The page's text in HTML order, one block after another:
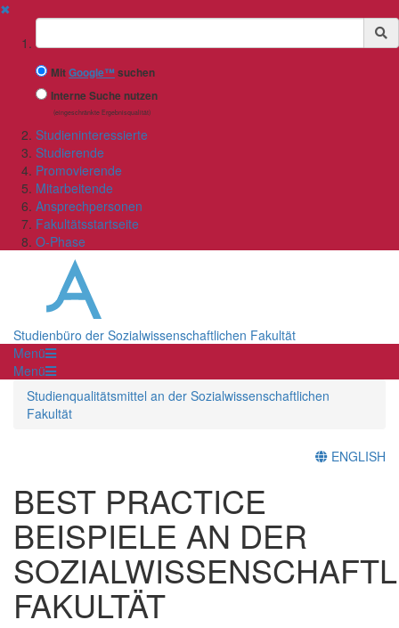
✖
Suchbegriff
MitGoogle™ suchen
Interne Suche nutzen
(eingeschränkte Ergebnisqualität)
Studieninteressierte
Studierende
Promovierende
Mitarbeitende
Ansprechpersonen
Fakultätsstartseite
O-Phase
Studienbüro der Sozialwissenschaftlichen Fakultät
Menü
Menü
Studienqualitätsmittel an der Sozialwissenschaftlichen
Fakultät
ENGLISH
BEST PRACTICE
BEISPIELE AN DER
FAKULTÄT